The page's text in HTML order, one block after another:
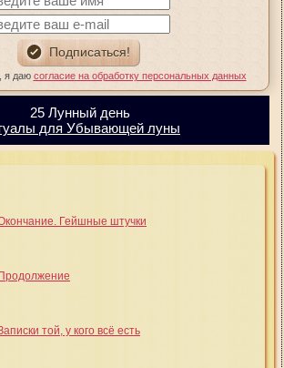
я даю согласие на обработку персональных данных
25 Лунный день
для Убывающей луны
Гейшные штучки
той, у кого всё есть